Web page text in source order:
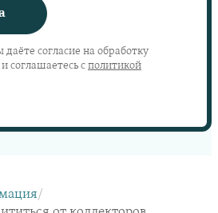
согласие на обработку
соглашаетесь с политикой
/